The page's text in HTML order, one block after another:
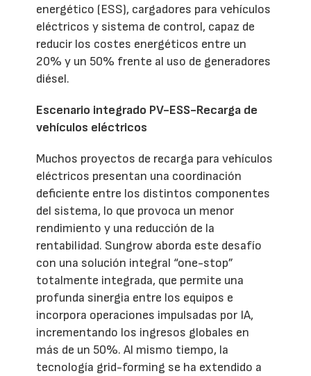
energético (ESS), cargadores para vehículos
eléctricos y sistema de control, capaz de
reducir los costes energéticos entre un
20% y un 50% frente al uso de generadores
diésel.
Escenario integrado PV-ESS-Recarga de
vehículos eléctricos
Muchos proyectos de recarga para vehículos
eléctricos presentan una coordinación
deficiente entre los distintos componentes
del sistema, lo que provoca un menor
rendimiento y una reducción de la
rentabilidad. Sungrow aborda este desafío
con una solución integral “one-stop”
totalmente integrada, que permite una
profunda sinergia entre los equipos e
incorpora operaciones impulsadas por IA,
incrementando los ingresos globales en
más de un 50%. Al mismo tiempo, la
tecnología grid-forming se ha extendido a